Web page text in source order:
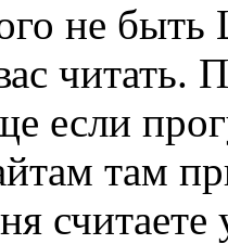
не
читать.
если
там
считаете